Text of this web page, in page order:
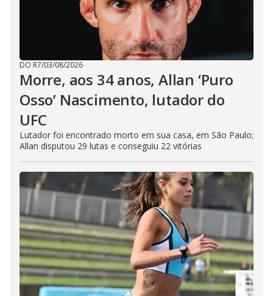
DO R7/03/08/2026
Morre, aos 34 anos, Allan ‘Puro
Osso’ Nascimento, lutador do
UFC
Lutador foi encontrado morto em sua casa, em São Paulo;
Allan disputou 29 lutas e conseguiu 22 vitórias